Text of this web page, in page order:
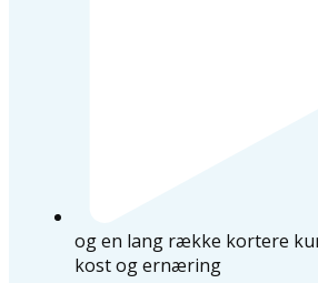
og en lang række kortere
kost og ernæring